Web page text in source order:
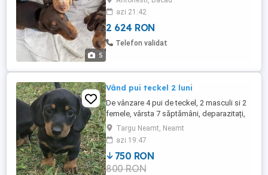
5
locului. Câinii noștri locuiesc la țară, într-o
casă cu grădină împrejmuită, la care au
acces și cățeii. De asemenea, sunt
obișnuiți cu o saltea de dresaj pentru căței
azi 21:42
2 624 RON
Telefon validat
Vând pui teckel 2 luni
De vânzare 4 pui de teckel, 2 masculi si 2
femele, vârsta 7 săptămâni, deparazitați,
vaccinați, cu carnet de sănătate.
Targu Neamt, Neamt
azi 19:47
750 RON
800 RON